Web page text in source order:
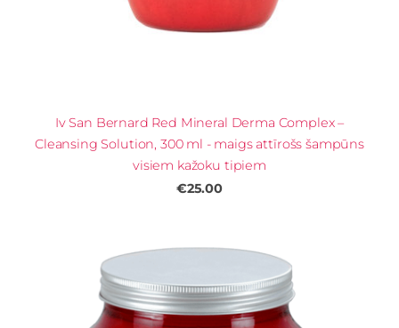
Iv San Bernard Red Mineral Derma Complex –
Cleansing Solution, 300 ml - maigs attīrošs šampūns
visiem kažoku tipiem
€25.00